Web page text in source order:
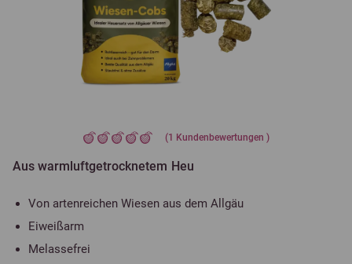
(1 Kundenbewertungen )
Aus warmluftgetrocknetem Heu
Von artenreichen Wiesen aus dem Allgäu
Eiweißarm
Melassefrei